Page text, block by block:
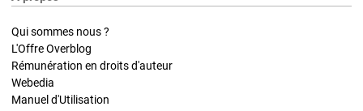
Qui sommes nous ?
L'Offre Overblog
Rémunération en droits d'auteur
Webedia
Manuel d'Utilisation